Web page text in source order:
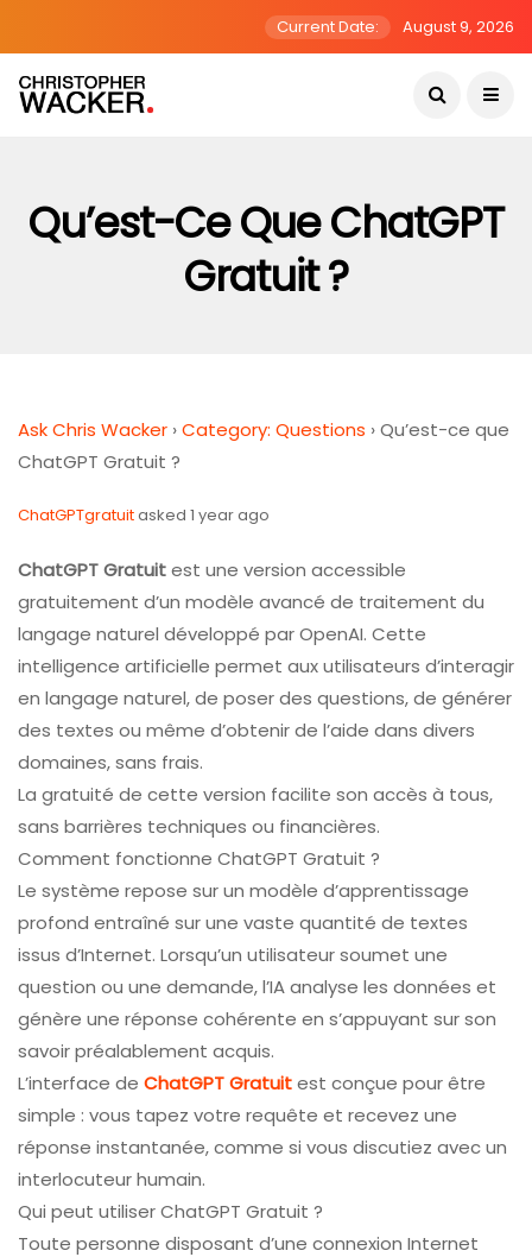
Current Date: August 9, 2026
Qu’est-Ce Que ChatGPT
Gratuit ?
Ask Chris Wacker ›Category: Questions ›Qu’est-ce que
ChatGPT Gratuit ?
ChatGPTgratuitasked 1 year ago
ChatGPT Gratuitest une version accessible
gratuitement d’un modèle avancé de traitement du
langage naturel développé par OpenAI. Cette
intelligence artificielle permet aux utilisateurs d’interagir
en langage naturel, de poser des questions, de générer
des textes ou même d’obtenir de l’aide dans divers
domaines, sans frais.
La gratuité de cette version facilite son accès à tous,
sans barrières techniques ou financières.
Comment fonctionne ChatGPT Gratuit ?
Le système repose sur un modèle d’apprentissage
profond entraîné sur une vaste quantité de textes
issus d’Internet. Lorsqu’un utilisateur soumet une
question ou une demande, l’IA analyse les données et
génère une réponse cohérente en s’appuyant sur son
savoir préalablement acquis.
L’interface de ChatGPT Gratuitest conçue pour être
simple : vous tapez votre requête et recevez une
réponse instantanée, comme si vous discutiez avec un
interlocuteur humain.
Qui peut utiliser ChatGPT Gratuit ?
Toute personne disposant d’une connexion Internet